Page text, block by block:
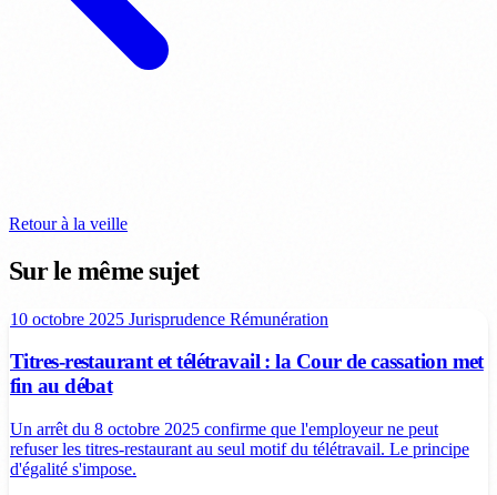
Retour à la veille
Sur le même sujet
10 octobre 2025 Jurisprudence Rémunération
Titres-restaurant et télétravail : la Cour de cassation met
fin au débat
Un arrêt du 8 octobre 2025 confirme que l'employeur ne peut
refuser les titres-restaurant au seul motif du télétravail. Le principe
d'égalité s'impose.